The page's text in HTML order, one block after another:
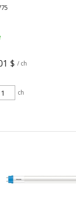
$ / ch
ch